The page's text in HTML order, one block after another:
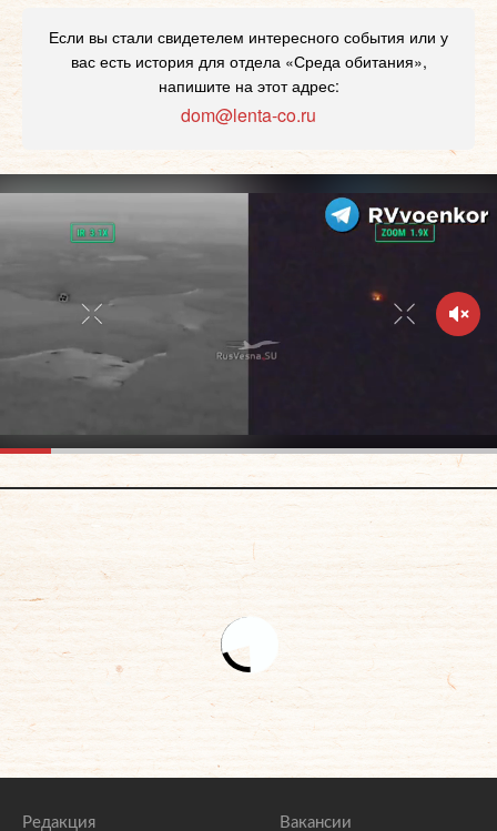
Если вы стали свидетелем интересного события или у
вас есть история для отдела «Среда обитания»,
напишите на этот адрес:
dom@lenta-co.ru
Редакция Вакансии